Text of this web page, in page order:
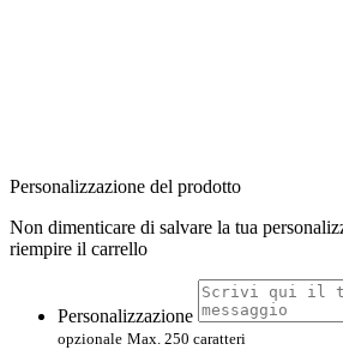
Personalizzazione del prodotto
Non dimenticare di salvare la tua
riempire il carrello
Personalizzazione
opzionale Max. 250 caratteri